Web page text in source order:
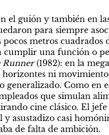
el guión y también en
para siempre
metros cuadrados
cumplir una función o
Runner
ni
generalizado. Como en
que simulan
cine clásico. El
asustadizo casi
de falta de ambición.